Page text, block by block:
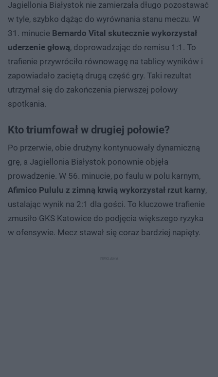
Jagiellonia Białystok nie zamierzała długo pozostawać
w tyle, szybko dążąc do wyrównania stanu meczu. W
31. minucie Bernardo Vital skutecznie wykorzystał
uderzenie głową, doprowadzając do remisu 1:1. To
trafienie przywróciło równowagę na tablicy wyników i
zapowiadało zaciętą drugą część gry. Taki rezultat
utrzymał się do zakończenia pierwszej połowy
spotkania.
Kto triumfował w drugiej połowie?
Po przerwie, obie drużyny kontynuowały dynamiczną
grę, a Jagiellonia Białystok ponownie objęła
prowadzenie. W 56. minucie, po faulu w polu karnym,
Afimico Pululu z zimną krwią wykorzystał rzut karny,
ustalając wynik na 2:1 dla gości. To kluczowe trafienie
zmusiło GKS Katowice do podjęcia większego ryzyka
w ofensywie. Mecz stawał się coraz bardziej napięty.